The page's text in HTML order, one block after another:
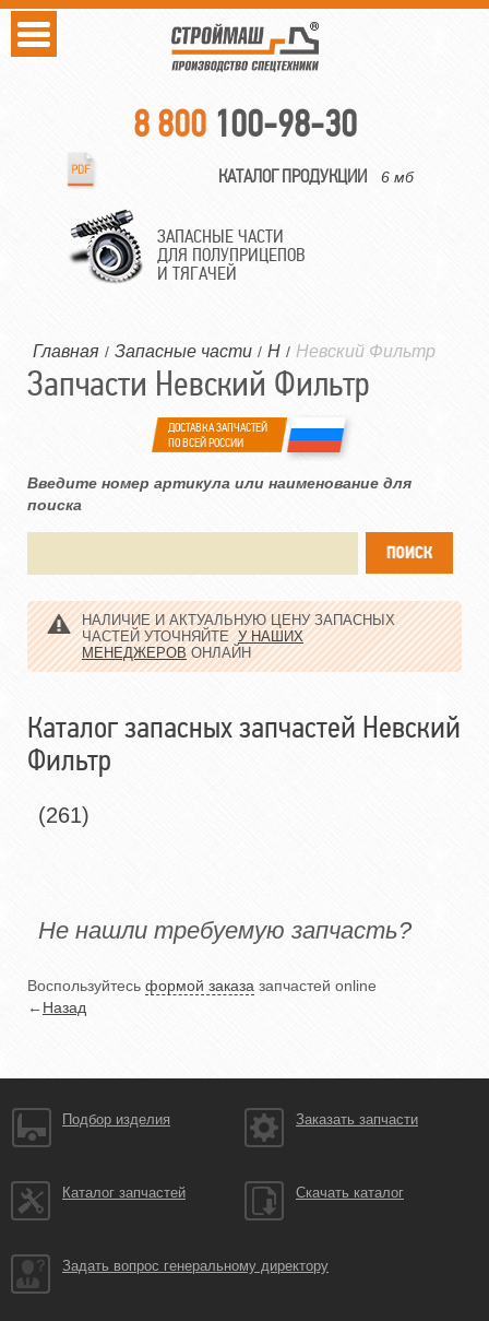
8 800 100-98-30
КАТАЛОГ ПРОДУКЦИИ 6 мб
ЗАПАСНЫЕ ЧАСТИ
ДЛЯ ПОЛУПРИЦЕПОВ
И ТЯГАЧЕЙ
Главная / Запасные части / Н / Невский Фильтр
Запчасти Невский Фильтр
ДОСТАВКА ЗАПЧАСТЕЙ
ПО ВСЕЙ РОССИИ
Введите номер артикула или наименование для
поиска
НАЛИЧИЕ И АКТУАЛЬНУЮ ЦЕНУ ЗАПАСНЫХ
ЧАСТЕЙ УТОЧНЯЙТЕУ НАШИХ
МЕНЕДЖЕРОВОНЛАЙН
Каталог запасных запчастей Невский
Фильтр
(261)
Не нашли требуемую запчасть?
Воспользуйтесь формой заказа запчастей online
←Назад
Подбор изделия Заказать запчасти
Каталог запчастей Скачать каталог
Задать вопрос генеральному директору